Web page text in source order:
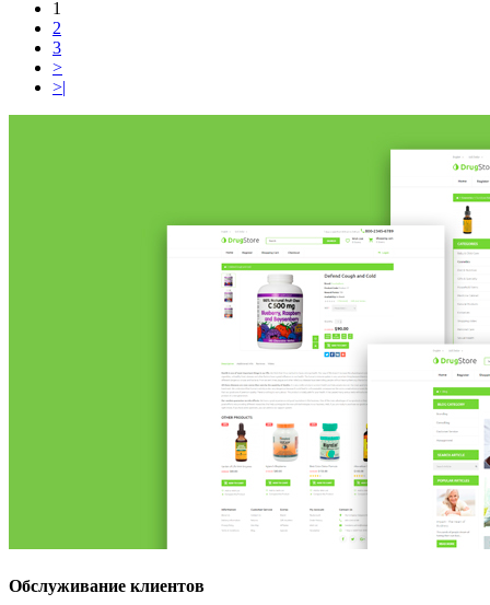
1
2
3
>
>|
Обслуживание клиентов